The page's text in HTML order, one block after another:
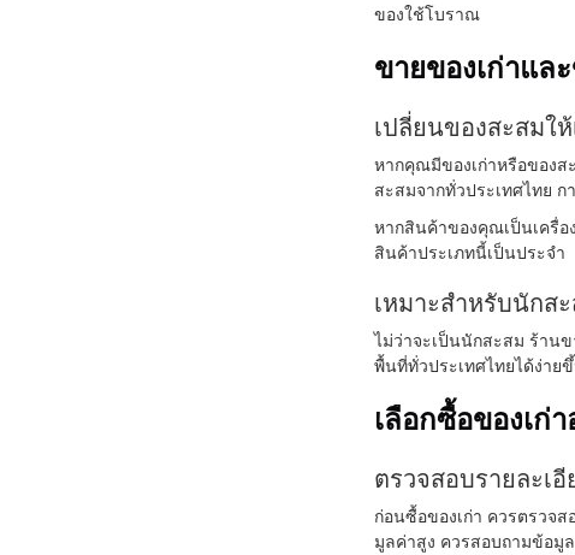
ของใช้โบราณ
ขายของเก่าแล
เปลี่ยนของสะสมใ
หากคุณมีของเก่าหรือของส
สะสมจากทั่วประเทศไทย
หากสินค้าของคุณเป็นเครื่
สินค้าประเภทนี้เป็นประจำ
เหมาะสำหรับนักส
ไม่ว่าจะเป็นนักสะสม ร้าน
พื้นที่ทั่วประเทศไทยได้ง่าย
เลือกซื้อของเก่
ตรวจสอบรายละเ
ก่อนซื้อของเก่า ควรตรวจ
มูลค่าสูง ควรสอบถามข้อมู